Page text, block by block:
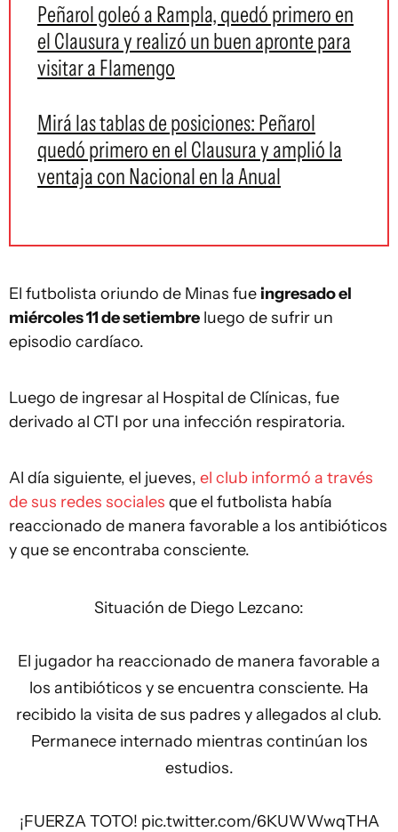
Peñarol goleó a Rampla, quedó primero en
el Clausura y realizó un buen apronte para
visitar a Flamengo
Mirá las tablas de posiciones: Peñarol
quedó primero en el Clausura y amplió la
ventaja con Nacional en la Anual
El futbolista oriundo de Minas fue ingresado el
miércoles 11 de setiembre luego de sufrir un
episodio cardíaco.
Luego de ingresar al Hospital de Clínicas, fue
derivado al CTI por una infección respiratoria.
Al día siguiente, el jueves, el club informó a través
de sus redes sociales que el futbolista había
reaccionado de manera favorable a los antibióticos
y que se encontraba consciente.
Situación de Diego Lezcano:
El jugador ha reaccionado de manera favorable a
los antibióticos y se encuentra consciente. Ha
recibido la visita de sus padres y allegados al club.
Permanece internado mientras continúan los
estudios.
¡FUERZA TOTO! pic.twitter.com/6KUWWwqTHA